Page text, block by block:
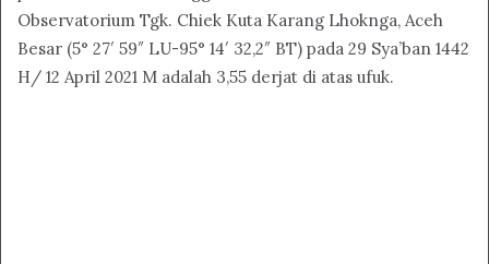
Observatorium Tgk. Chiek Kuta Karang Lhoknga, Aceh
Besar (5° 27′ 59″ LU-95° 14′ 32,2″ BT) pada 29 Sya’ban 1442
H/ 12 April 2021 M adalah 3,55 derjat di atas ufuk.